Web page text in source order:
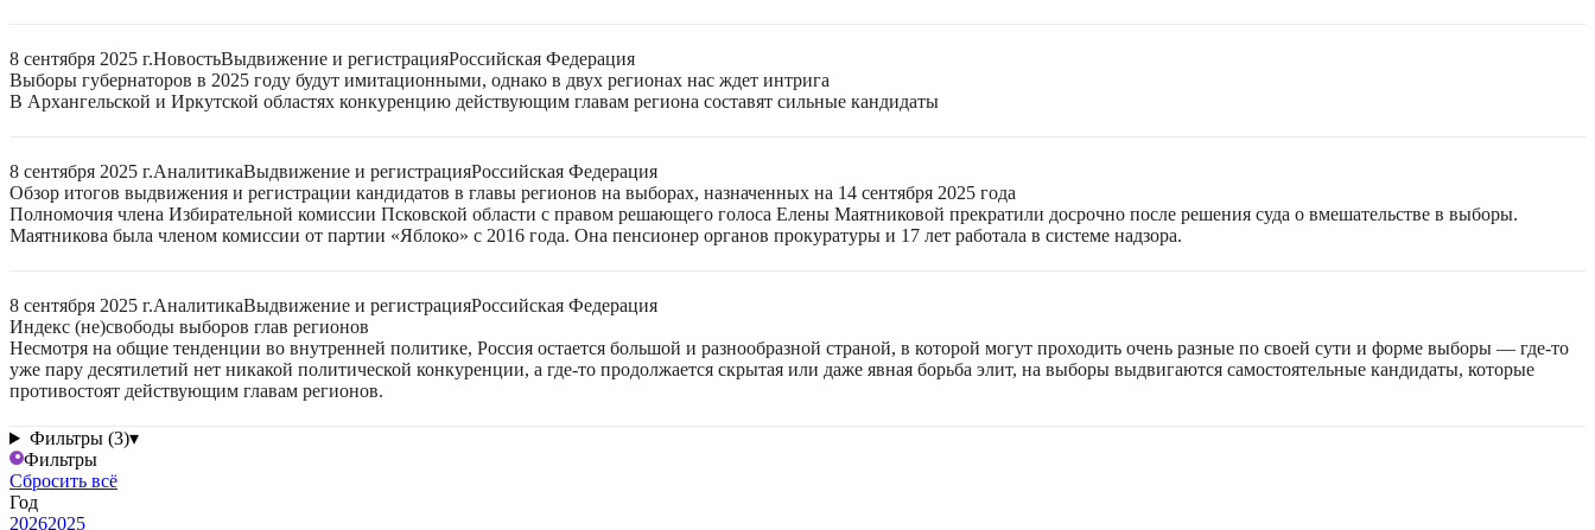
8 сентября 2025 г.НовостьВыдвижение и регистрацияРоссийская Федерация
Выборы губернаторов в 2025 году будут имитационными, однако в двух регионах нас ждет интрига
В Архангельской и Иркутской областях конкуренцию действующим главам региона составят сильные кандидаты
8 сентября 2025 г.АналитикаВыдвижение и регистрацияРоссийская Федерация
Обзор итогов выдвижения и регистрации кандидатов в главы регионов на выборах, назначенных на 14 сентября 2025 года
Полномочия члена Избирательной комиссии Псковской области с правом решающего голоса Елены Маятниковой прекратили досрочно после решения суда о вмешательстве в выборы.
Маятникова была членом комиссии от партии «Яблоко» с 2016 года. Она пенсионер органов прокуратуры и 17 лет работала в системе надзора.
8 сентября 2025 г.АналитикаВыдвижение и регистрацияРоссийская Федерация
Индекс (не)свободы выборов глав регионов
Несмотря на общие тенденции во внутренней политике, Россия остается большой и разнообразной страной, в которой могут проходить очень разные по своей сути и форме выборы — где-то
уже пару десятилетий нет никакой политической конкуренции, а где-то продолжается скрытая или даже явная борьба элит, на выборы выдвигаются самостоятельные кандидаты, которые
противостоят действующим главам регионов.
Фильтры (3)▾
Фильтры
Сбросить всё
Год
20262025